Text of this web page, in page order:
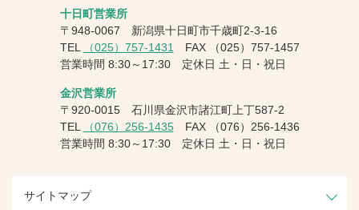
十日町営業所
〒948-0067 新潟県十日町市千歳町2-3-16
TEL
（025）757-1431 FAX
（025）757-1457
営業時間 8:30～17:30 定休日 土・日・祝日
金沢営業所
〒920-0015 石川県金沢市諸江町上丁587-2
TEL
（076）256-1435FAX
（076）256-1436
営業時間 8:30～17:30 定休日 土・日・祝日
サイトマップ